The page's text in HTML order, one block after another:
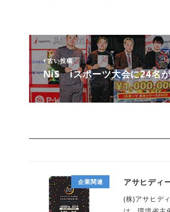
古い投稿
NiS iスポーツ大会に24名
企業関連 アサヒディ
(株)アサヒデ